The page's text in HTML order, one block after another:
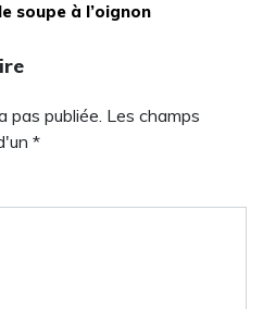
soupe à l’oignon
pas publiée. Les champs
*